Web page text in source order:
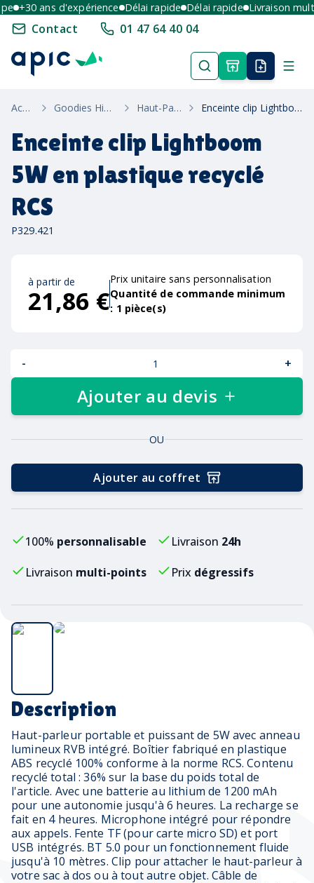
+30 ans d'expérience Délai rapide Délai rapide Livraison
Contact 01 47 64 40 04
Accueil Goodies High-Tech Haut-Parleurs Enceinte clip Lightboom 5W en plastique recyclé RCS
Description
Haut-parleur portable et puissant de 5W avec anneau
lumineux RVB intégré. Boîtier fabriqué en plastique
ABS recyclé 100% conforme à la norme RCS. Contenu
recyclé total : 36% sur la base du poids total de
l'article. Avec une batterie au lithium de 1200 mAh
pour une autonomie jusqu'à 6 heures. La recharge se
fait en 4 heures. Microphone intégré pour répondre
aux appels. Fente TF (pour carte micro SD) et port
USB intégrés. BT 5.0 pour un fonctionnement fluide
jusqu'à 10 mètres. Clip pour attacher le haut-parleur à
votre sac à dos ou à tout autre objet. Câble de
Enceinte clip Lightboom
5W en plastique recyclé
RCS
P329.421
à partir de
21,86 €
Prix unitaire sans personnalisation
Quantité de commande minimum
: 1 pièce(s)
- +
Ajouter au devis
OU
Ajouter au coffret
100% personnalisable Livraison 24h
Livraison multi-points Prix dégressifs